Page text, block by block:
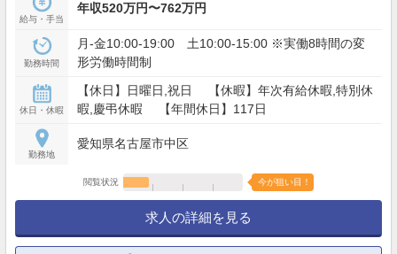
給与・手当
年収520万円〜762万円
勤務時間
月-金10:00-19:00 土10:00-15:00 ※実働8時間の変
形労働時間制
休日・休暇
【休日】日曜日,祝日 【休暇】年次有給休暇,特別休
暇,慶弔休暇 【年間休日】117日
勤務地
愛知県名古屋市中区
閲覧状況 今が狙い目！
求人の詳細を見る